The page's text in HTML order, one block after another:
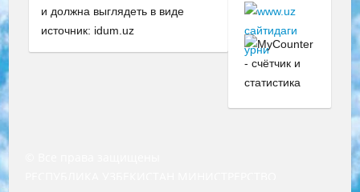
и должна выглядеть в виде
источник: idum.uz